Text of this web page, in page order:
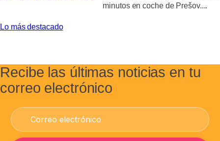
minutos en coche de Prešov....
Lo más destacado
Recibe las últimas noticias en tu
correo electrónico